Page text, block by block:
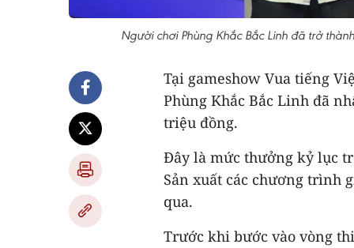
Người chơi Phùng Khắc Bắc Linh đã trở
Tại gameshow Vua tiếng
Phùng Khắc Bắc Linh đã
triệu đồng.
Đây là mức thưởng kỷ lục
Sản xuất các chương trình
qua.
Trước khi bước vào vòng